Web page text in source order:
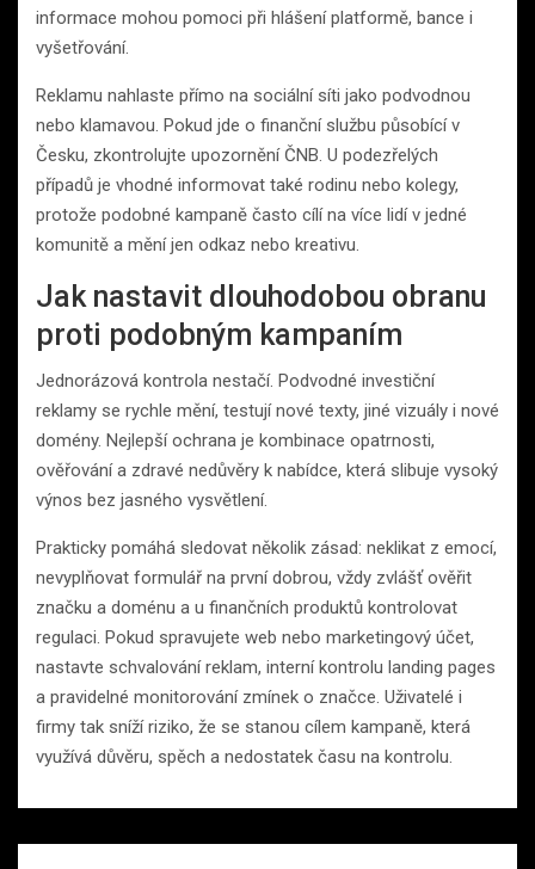
informace mohou pomoci při hlášení platformě, bance i
vyšetřování.
Reklamu nahlaste přímo na sociální síti jako podvodnou
nebo klamavou. Pokud jde o finanční službu působící v
Česku, zkontrolujte upozornění ČNB. U podezřelých
případů je vhodné informovat také rodinu nebo kolegy,
protože podobné kampaně často cílí na více lidí v jedné
komunitě a mění jen odkaz nebo kreativu.
Jak nastavit dlouhodobou obranu
proti podobným kampaním
Jednorázová kontrola nestačí. Podvodné investiční
reklamy se rychle mění, testují nové texty, jiné vizuály i nové
domény. Nejlepší ochrana je kombinace opatrnosti,
ověřování a zdravé nedůvěry k nabídce, která slibuje vysoký
výnos bez jasného vysvětlení.
Prakticky pomáhá sledovat několik zásad: neklikat z emocí,
nevyplňovat formulář na první dobrou, vždy zvlášť ověřit
značku a doménu a u finančních produktů kontrolovat
regulaci. Pokud spravujete web nebo marketingový účet,
nastavte schvalování reklam, interní kontrolu landing pages
a pravidelné monitorování zmínek o značce. Uživatelé i
firmy tak sníží riziko, že se stanou cílem kampaně, která
využívá důvěru, spěch a nedostatek času na kontrolu.